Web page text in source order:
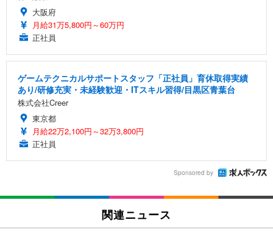
大阪府
月給31万5,800円～60万円
正社員
ゲームテクニカルサポートスタッフ「正社員」育休取得実績
あり/研修充実・未経験歓迎・ITスキル習得/目黒区青葉台
株式会社Creer
東京都
月給22万2,100円～32万3,800円
正社員
Sponsored by
関連ニュース